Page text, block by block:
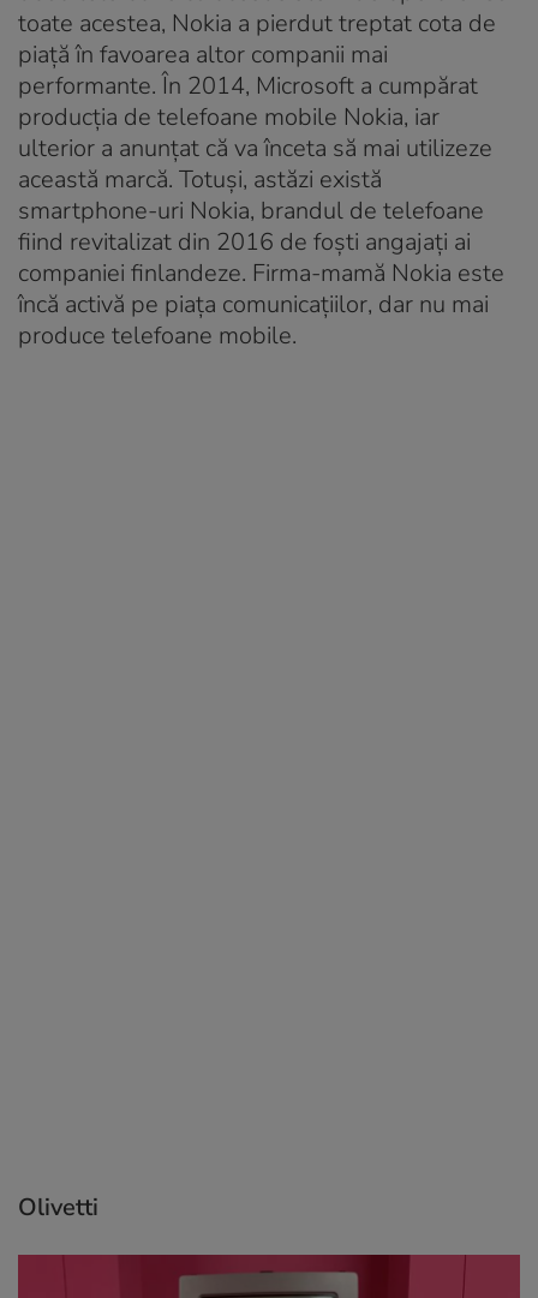
toate acestea, Nokia a pierdut treptat cota de
piață în favoarea altor companii mai
performante. În 2014, Microsoft a cumpărat
producția de telefoane mobile Nokia, iar
ulterior a anunțat că va înceta să mai utilizeze
această marcă. Totuşi, astăzi există
smartphone-uri Nokia, brandul de telefoane
fiind revitalizat din 2016 de foşti angajaţi ai
companiei finlandeze. Firma-mamă Nokia este
încă activă pe piaţa comunicaţiilor, dar nu mai
produce telefoane mobile.
Olivetti